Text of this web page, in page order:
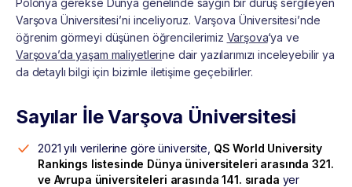
Polonya gerekse Dünya genelinde saygın bir duruş sergileyen
Varşova Üniversitesi’ni inceliyoruz. Varşova Üniversitesi’nde
öğrenim görmeyi düşünen öğrencilerimiz Varşova‘ya ve
Varşova’da yaşam maliyetlerine dair yazılarımızı inceleyebilir ya
da detaylı bilgi için bizimle iletişime geçebilirler.
Sayılar İle Varşova Üniversitesi
2021 yılı verilerine göre üniversite, QS World University
Rankings listesinde Dünya üniversiteleri arasında 321.
ve Avrupa üniversiteleri arasında 141. sırada yer